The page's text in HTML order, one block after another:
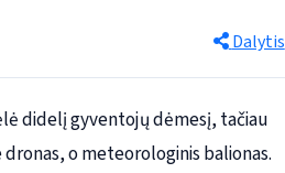
Dalytis
didelį gyventojų dėmesį, tačiau
o meteorologinis balionas.